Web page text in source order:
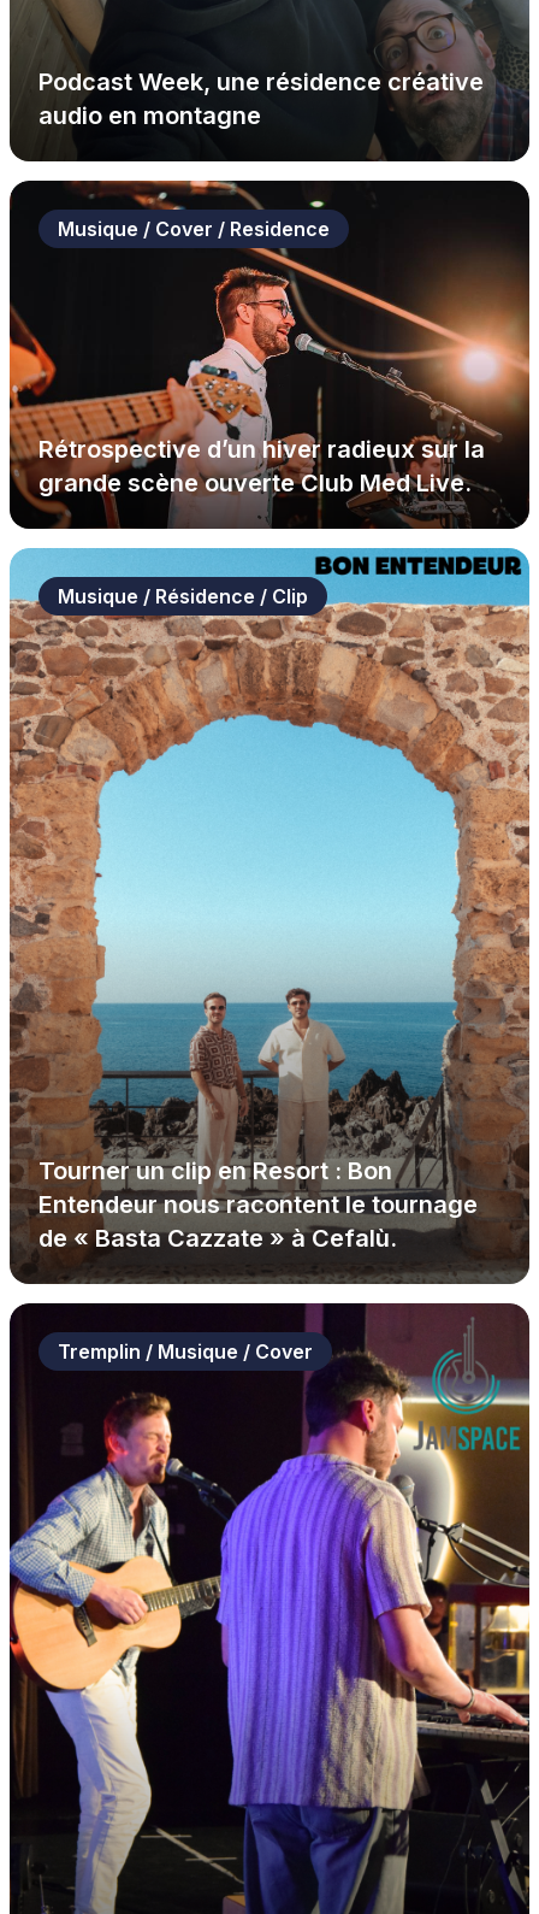
Podcast Week, une résidence créative
audio en montagne
Musique / Cover / Residence
Rétrospective d’un hiver radieux sur la
grande scène ouverte Club Med Live.
Musique / Résidence / Clip
Tourner un clip en Resort : Bon
Entendeur nous racontent le tournage
de « Basta Cazzate » à Cefalù.
Tremplin / Musique / Cover